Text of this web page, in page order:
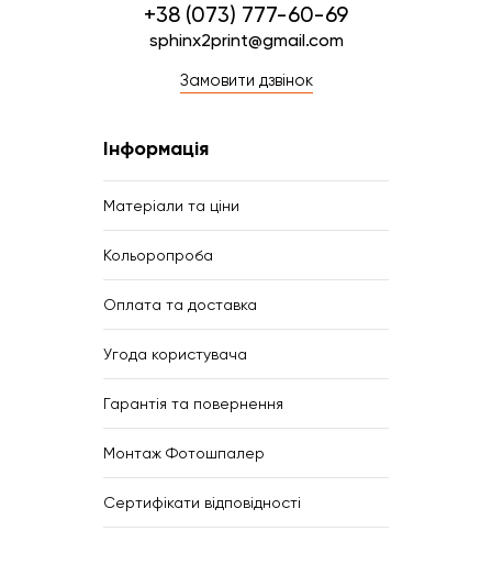
+38 (073) 777-60-69
sphinx2print@gmail.com
Замовити дзвінок
Інформація
Матеріали та ціни
Кольоропроба
Оплата та доставка
Угода користувача
Гарантія та повернення
Монтаж Фотошпалер
Сертифікати відповідності